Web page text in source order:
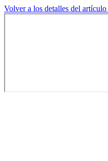
Volver a los detalles del artículo